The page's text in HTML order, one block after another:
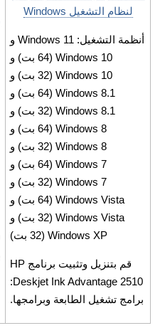
لنظام التشغيل Windows
أنظمة التشغيل: Windows 11 و
Windows 10 (64 بت) و
Windows 10 (32 بت) و
Windows 8.1 (64 بت) و
Windows 8.1 (32 بت) و
Windows 8 (64 بت) و
Windows 8 (32 بت) و
Windows 7 (64 بت) و
Windows 7 (32 بت) و
Windows Vista (64 بت) و
Windows Vista (32 بت) و
Windows XP (32 بت)
قم بتنزيل وتثبيت برنامج HP
Deskjet Ink Advantage 2510:
برامج تشغيل الطابعة وبرامجها.